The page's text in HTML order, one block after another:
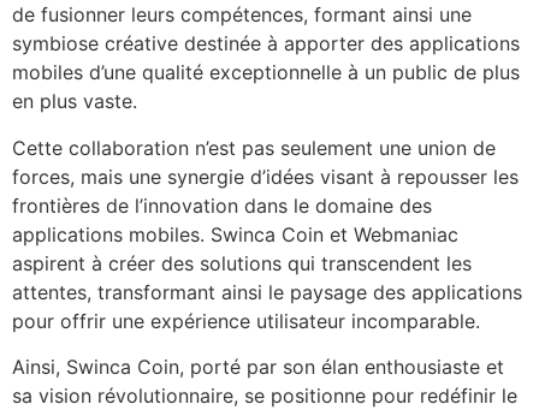
de fusionner leurs compétences, formant ainsi une
symbiose créative destinée à apporter des applications
mobiles d’une qualité exceptionnelle à un public de plus
en plus vaste.
Cette collaboration n’est pas seulement une union de
forces, mais une synergie d’idées visant à repousser les
frontières de l’innovation dans le domaine des
applications mobiles. Swinca Coin et Webmaniac
aspirent à créer des solutions qui transcendent les
attentes, transformant ainsi le paysage des applications
pour offrir une expérience utilisateur incomparable.
Ainsi, Swinca Coin, porté par son élan enthousiaste et
sa vision révolutionnaire, se positionne pour redéfinir le